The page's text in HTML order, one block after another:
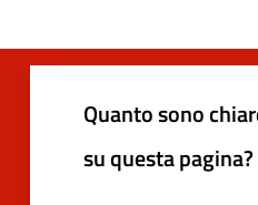
Quanto sono
su questa pagina?